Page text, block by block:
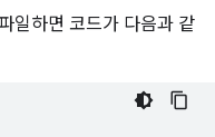
일하면 코드가 다음과 같